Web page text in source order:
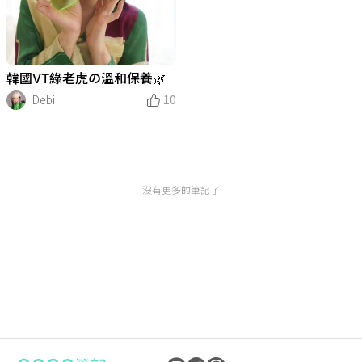
韓國VT綠老虎の溫和保養🌿
Debi
10
沒有更多的筆記了